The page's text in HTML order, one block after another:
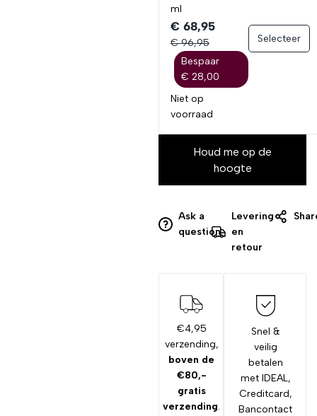
ml
€ 68,95
€ 96,95
Bespaar
€ 28,00
Niet op
voorraad
Selecteer
Houd me op de
hoogte
Ask a
question
Levering
en
retour
€4,95
verzending,
boven de
€80,-
gratis
verzending.
Snel &
veilig
betalen
met IDEAL,
Creditcard,
Bancontact